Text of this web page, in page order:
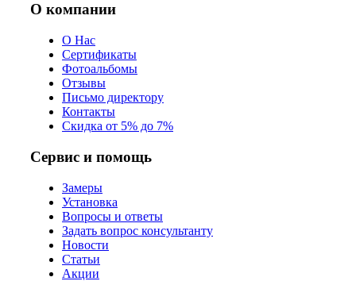
О компании
О Нас
Сертификаты
Фотоальбомы
Отзывы
Письмо директору
Контакты
Скидка от 5% до 7%
Сервис и помощь
Замеры
Установка
Вопросы и ответы
Задать вопрос консультанту
Новости
Статьи
Акции